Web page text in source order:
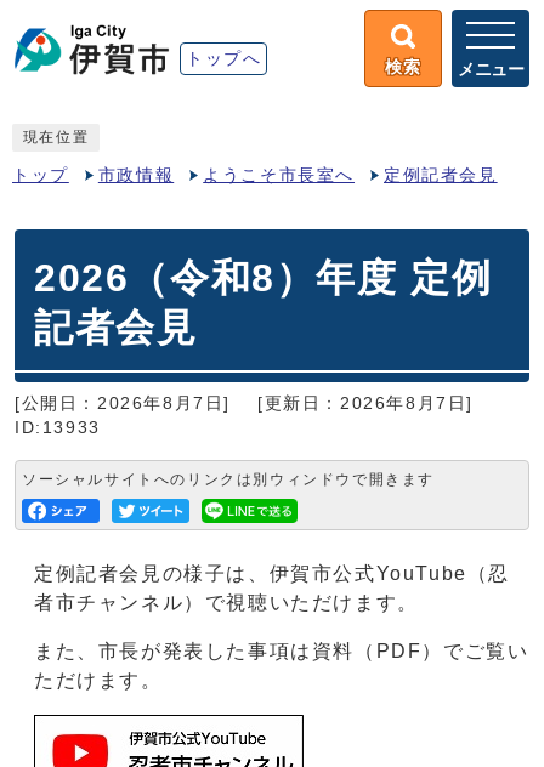
トップへ 検索 メニュー
現在位置
トップ 市政情報 ようこそ市長室へ 定例記者会見
2026（令和8）年度 定例
記者会見
[公開日：2026年8月7日]
[更新日：2026年8月7日]
ID:13933
ソーシャルサイトへのリンクは別ウィンドウで開きます
定例記者会見の様子は、伊賀市公式YouTube（忍
者市チャンネル）で視聴いただけます。
また、市長が発表した事項は資料（PDF）でご覧い
ただけます。